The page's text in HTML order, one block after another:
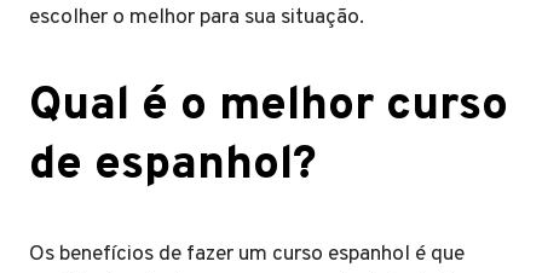
escolher o melhor para sua situação.
Qual é o melhor curso
de espanhol?
Os benefícios de fazer um curso espanhol é que